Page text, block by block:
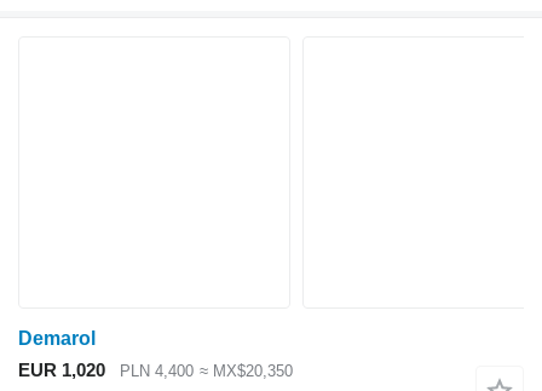
Demarol
EUR 1,020
PLN 4,400 ≈ MX$20,350